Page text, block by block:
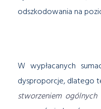
odszkodowania na
W wypłacanych
dysproporcje, dlatego
stworzeniem ogólnych